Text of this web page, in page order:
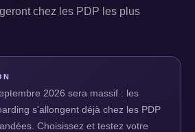
chez les PDP les plus
2026 sera massif : les
s'allongent déjà chez les PDP
Choisissez et testez votre